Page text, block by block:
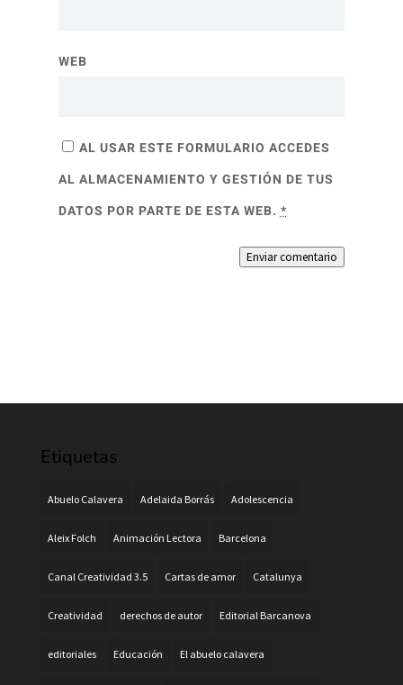
WEB
AL USAR ESTE FORMULARIO ACCEDES
AL ALMACENAMIENTO Y GESTIÓN DE TUS
DATOS POR PARTE DE ESTA WEB.*
Enviar comentario
Etiquetas
Abuelo Calavera Adelaida Borrás Adolescencia
Aleix Folch Animación Lectora Barcelona
Canal Creatividad 3.5 Cartas de amor Catalunya
Creatividad derechos de autor Editorial Barcanova
editoriales Educación El abuelo calavera